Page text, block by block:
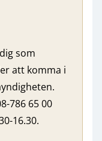
som
att komma i
786 65 00
16.30.